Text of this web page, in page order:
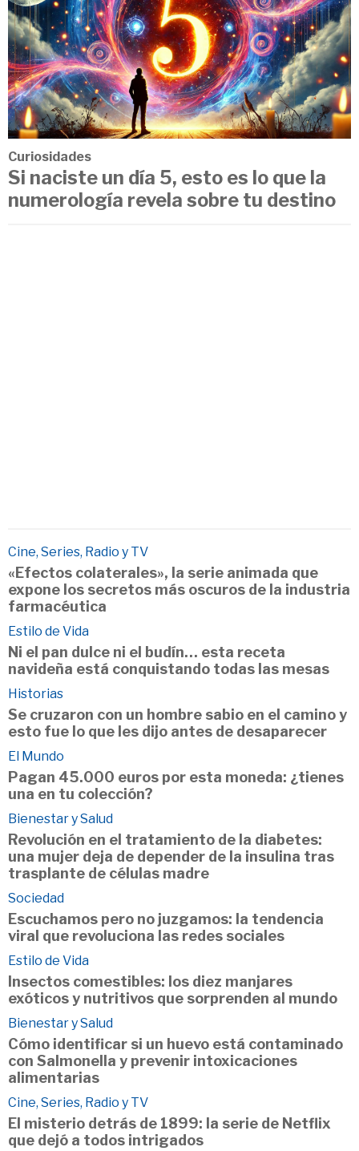
Curiosidades
Si naciste un día 5, esto es lo que la
numerología revela sobre tu destino
Cine, Series, Radio y TV
«Efectos colaterales», la serie animada que
expone los secretos más oscuros de la industria
farmacéutica
Estilo de Vida
Ni el pan dulce ni el budín… esta receta
navideña está conquistando todas las mesas
Historias
Se cruzaron con un hombre sabio en el camino y
esto fue lo que les dijo antes de desaparecer
El Mundo
Pagan 45.000 euros por esta moneda: ¿tienes
una en tu colección?
Bienestar y Salud
Revolución en el tratamiento de la diabetes:
una mujer deja de depender de la insulina tras
trasplante de células madre
Sociedad
Escuchamos pero no juzgamos: la tendencia
viral que revoluciona las redes sociales
Estilo de Vida
Insectos comestibles: los diez manjares
exóticos y nutritivos que sorprenden al mundo
Bienestar y Salud
Cómo identificar si un huevo está contaminado
con Salmonella y prevenir intoxicaciones
alimentarias
Cine, Series, Radio y TV
El misterio detrás de 1899: la serie de Netflix
que dejó a todos intrigados